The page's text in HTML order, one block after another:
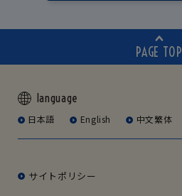
PAGE TOP
language
日本語 English 中文繁体
サイトポリシー